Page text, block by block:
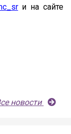
и на сайте
новости